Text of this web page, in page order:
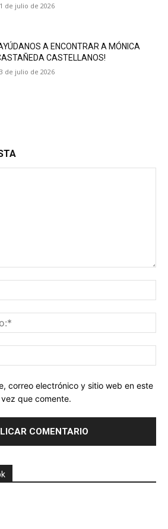
de julio de 2026
A ENCONTRAR A MÓNICA
CASTELLANOS!
de julio de 2026
correo electrónico y sitio web en este
que comente.